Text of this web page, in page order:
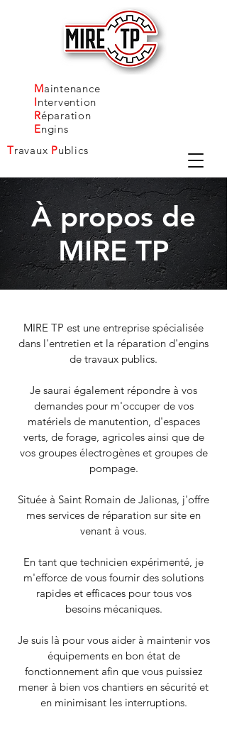
07 87 18 58 35
Maintenance
Intervention
Réparation
Engins
Travaux Publics
À propos de
MIRE TP
MIRE TP est une entreprise spécialisée
dans l'entretien et la réparation d'engins
de travaux publics.
Je saurai également répondre à vos
demandes pour m'occuper de vos
matériels de manutention, d'espaces
verts, de forage, agricoles ainsi que de
vos groupes électrogènes et groupes de
pompage.
Située à Saint Romain de Jalionas, j'offre
mes services de réparation sur site en
venant à vous.
En tant que technicien expérimenté, je
m'efforce de vous fournir des solutions
rapides et efficaces pour tous vos
besoins mécaniques.
Je suis là pour vous aider à maintenir vos
équipements en bon état de
fonctionnement afin que vous puissiez
mener à bien vos chantiers en sécurité et
en minimisant les interruptions.